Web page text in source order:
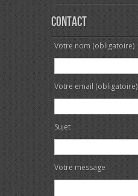
Contact
Votre nom (obligatoire)
Votre email (obligatoire)
Sujet
Votre message